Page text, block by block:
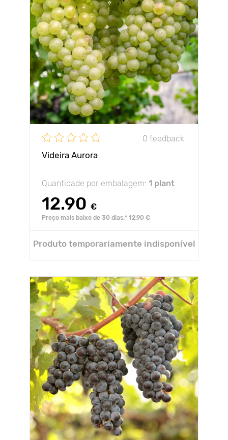
0 feedback
Videira Aurora
Quantidade por embalagem: 1 plant
12.90 €
Preço mais baixo de 30 dias:* 12.90 €
Produto temporariamente indisponível